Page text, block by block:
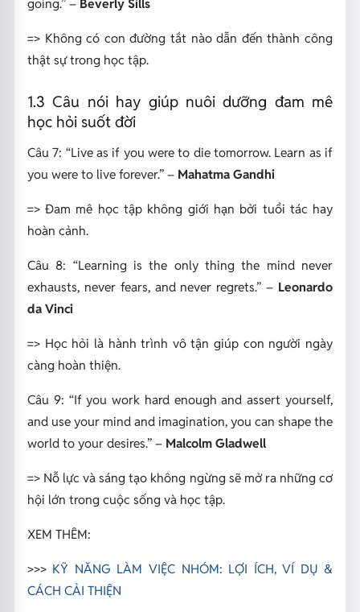
going.”– Beverly Sills
=> Không có con đường tắt nào dẫn đến thành công
thật sự trong học tập.
1.3 Câu nói hay giúp nuôi dưỡng đam mê
học hỏi suốt đời
Câu 7: “Live as if you were to die tomorrow. Learn as if
you were to live forever.” – Mahatma Gandhi
=> Đam mê học tập không giới hạn bởi tuổi tác hay
hoàn cảnh.
Câu 8: “Learning is the only thing the mind never
exhausts, never fears, and never regrets.” – Leonardo
da Vinci
=> Học hỏi là hành trình vô tận giúp con người ngày
càng hoàn thiện.
Câu 9: “If you work hard enough and assert yourself,
and use your mind and imagination, you can shape the
world to your desires.”– Malcolm Gladwell
=> Nỗ lực và sáng tạo không ngừng sẽ mở ra những cơ
hội lớn trong cuộc sống và học tập.
XEM THÊM:
>>> KỸ NĂNG LÀM VIỆC NHÓM: LỢI ÍCH, VÍ DỤ &
CÁCH CẢI THIỆN